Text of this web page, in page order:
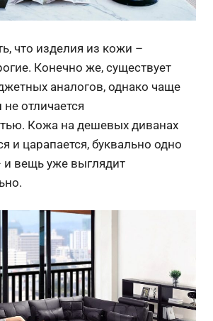
что изделия из кожи –
Конечно же, существует
аналогов, однако чаще
отличается
Кожа на дешевых диванах
и царапается, буквально одно
вещь уже выглядит